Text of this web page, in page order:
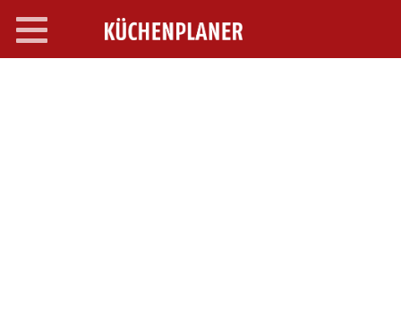
Toggle
navigation